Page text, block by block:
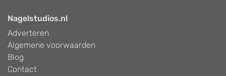
Nagelstudios.nl
Adverteren
Algemene voorwaarden
Blog
Contact